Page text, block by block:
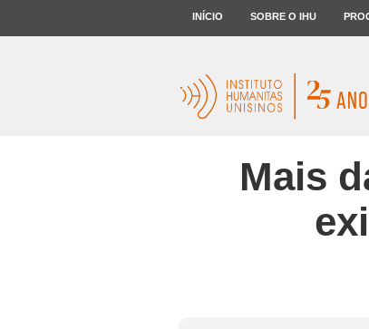
INÍCIO SOBRE O IHU
Mais